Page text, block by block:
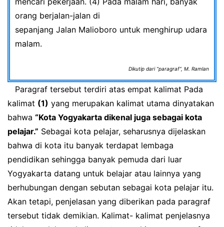
orang berjalan-jalan di
sepanjang Jalan Malioboro untuk menghirup udara
malam.
Dikutip dari “paragraf”, M. Ramlan
Paragraf tersebut terdiri atas empat kalimat Pada
kalimat (1) yang merupakan kalimat utama dinyatakan
bahwa “Kota Yogyakarta dikenal juga sebagai kota
pelajar.” Sebagai kota pelajar, seharusnya dijelaskan
bahwa di kota itu banyak terdapat lembaga
pendidikan sehingga banyak pemuda dari luar
Yogyakarta datang untuk belajar atau lainnya yang
berhubungan dengan sebutan sebagai kota pelajar itu.
Akan tetapi, penjelasan yang diberikan pada paragraf
tersebut tidak demikian. Kalimat- kalimat penjelasnya